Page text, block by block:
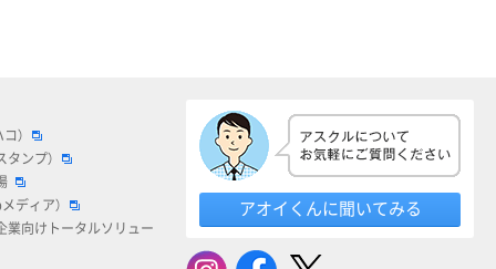
）
タンプ）
ディア）
業向けトータルソリュー
アオイくんに聞いてみる